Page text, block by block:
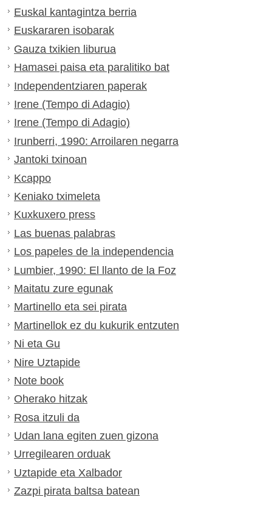
Euskal kantagintza berria
Euskararen isobarak
Gauza txikien liburua
Hamasei paisa eta paralitiko bat
Independentziaren paperak
Irene (Tempo di Adagio)
Irene (Tempo di Adagio)
Irunberri, 1990: Arroilaren negarra
Jantoki txinoan
Kcappo
Keniako tximeleta
Kuxkuxero press
Las buenas palabras
Los papeles de la independencia
Lumbier, 1990: El llanto de la Foz
Maitatu zure egunak
Martinello eta sei pirata
Martinellok ez du kukurik entzuten
Ni eta Gu
Nire Uztapide
Note book
Oherako hitzak
Rosa itzuli da
Udan lana egiten zuen gizona
Urregilearen orduak
Uztapide eta Xalbador
Zazpi pirata baltsa batean